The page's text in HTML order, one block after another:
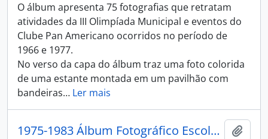
O álbum apresenta 75 fotografias que retratam
atividades da III Olimpíada Municipal e eventos do
Clube Pan Americano ocorridos no período de
1966 e 1977.
No verso da capa do álbum traz uma foto colorida
de uma estante montada em um pavilhão com
bandeiras… Ler mais
1975-1983 Álbum Fotográfico Escola Estadual Cristóvão de Mendoza